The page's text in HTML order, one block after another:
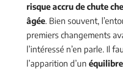
risque accru de chute
âgée. Bien souvent,
premiers changements
l’intéressé n’en parle. Il
l’apparition d’un